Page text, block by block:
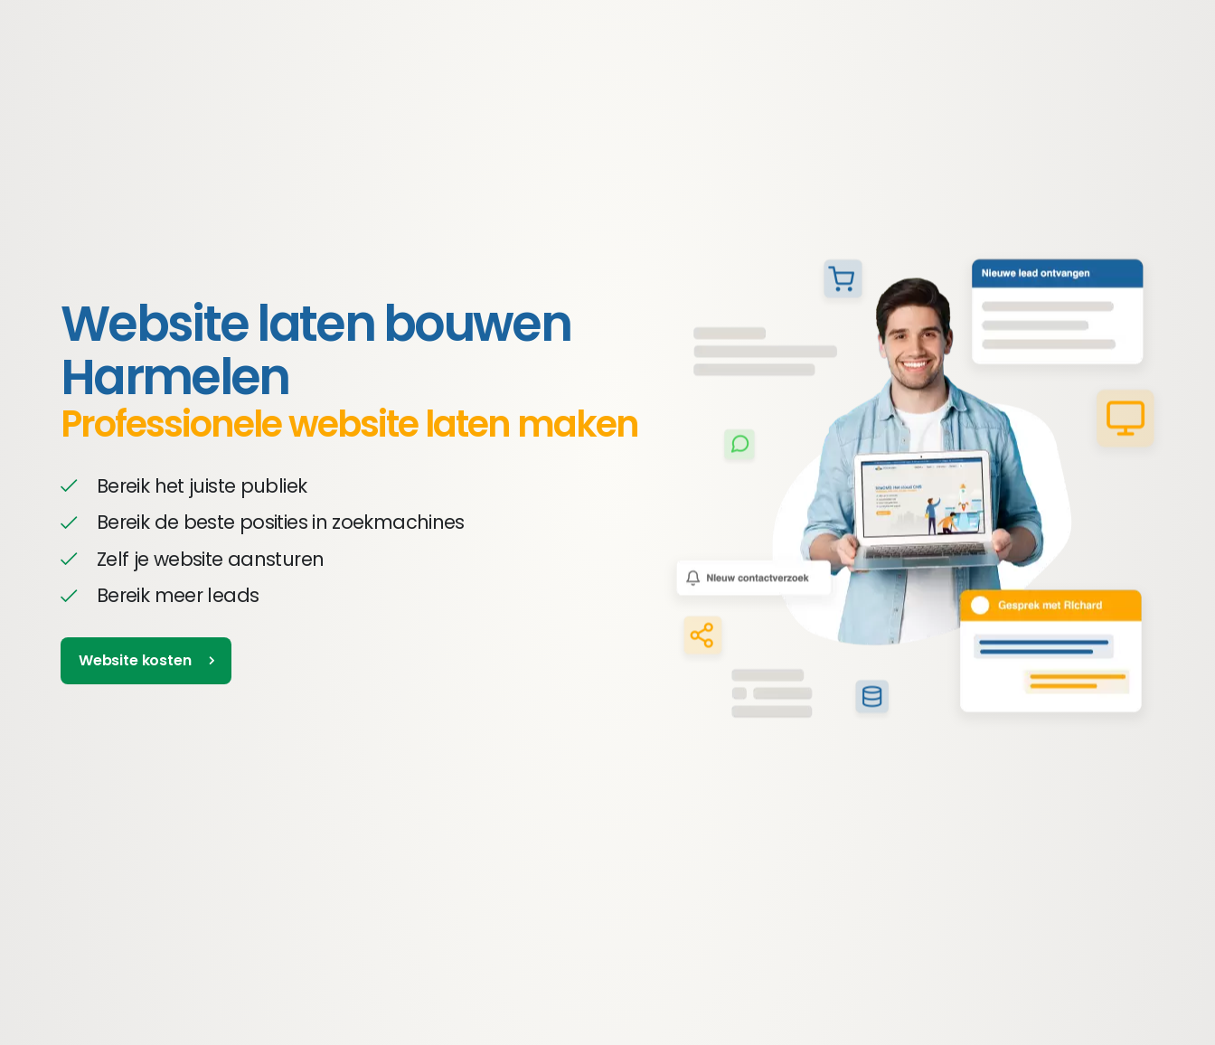
Website laten bouwen
Harmelen
Professionele website laten maken
Bereik het juiste publiek
Bereik de beste posities in zoekmachines
Zelf je website aansturen
Bereik meer leads
Website kosten